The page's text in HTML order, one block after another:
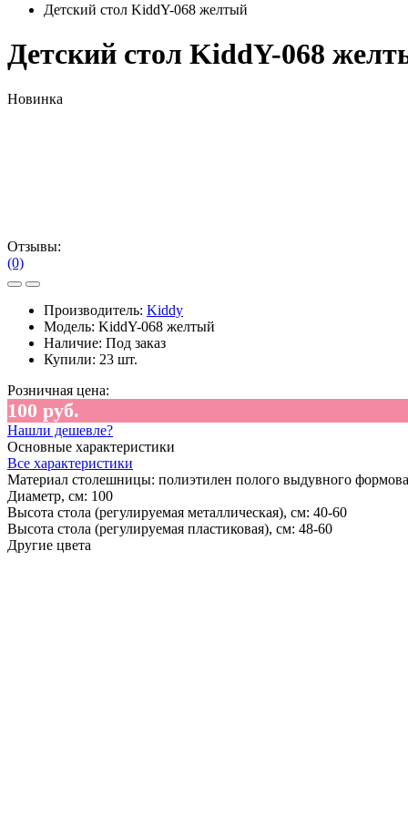
Детский стол KiddY-068 желтый
Детский стол KiddY-068
Новинка
Отзывы:
(0)
Производитель: Kiddy
Модель: KiddY-068 желтый
Наличие: Под заказ
Купили: 23 шт.
Розничная цена:
100 руб.
Нашли дешевле?
Основные характеристики
Все характеристики
Материал столешницы: полиэтилен полого выдувного
Диаметр, см: 100
Высота стола (регулируемая металлическая), см: 40-60
Высота стола (регулируемая пластиковая), см: 48-60
Другие цвета